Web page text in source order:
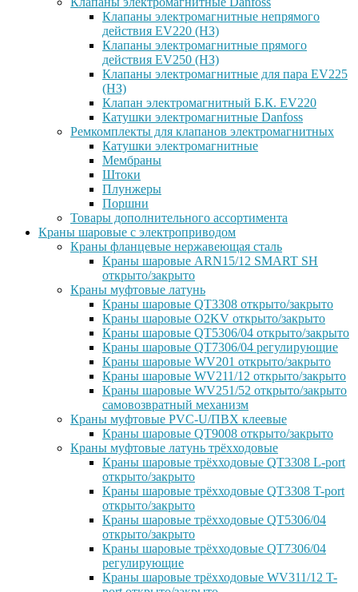
Клапаны электромагнитные непрямого
действия EV220 (НЗ)
Клапаны электромагнитные прямого
действия EV250 (НЗ)
Клапаны электромагнитные для пара EV225
(НЗ)
Клапан электромагнитный Б.К. EV220
Катушки электромагнитные Danfoss
Ремкомплекты для клапанов электромагнитных
Катушки электромагнитные
Мембраны
Штоки
Плунжеры
Поршни
Товары дополнительного ассортимента
Краны шаровые с электроприводом
Краны фланцевые нержавеющая сталь
Краны шаровые ARN15/12 SMART SH
открыто/закрыто
Краны муфтовые латунь
Краны шаровые QT3308 открыто/закрыто
Краны шаровые O2KV открыто/закрыто
Краны шаровые QT5306/04 открыто/закрыто
Краны шаровые QT7306/04 регулирующие
Краны шаровые WV201 открыто/закрыто
Краны шаровые WV211/12 открыто/закрыто
Краны шаровые WV251/52 открыто/закрыто
самовозвратный механизм
Краны муфтовые PVC-U/ПВХ клеевые
Краны шаровые QT9008 открыто/закрыто
Краны муфтовые латунь трёхходовые
Краны шаровые трёхходовые QT3308 L-port
открыто/закрыто
Краны шаровые трёхходовые QT3308 T-port
открыто/закрыто
Краны шаровые трёхходовые QT5306/04
открыто/закрыто
Краны шаровые трёхходовые QT7306/04
регулирующие
Краны шаровые трёхходовые WV311/12 T-